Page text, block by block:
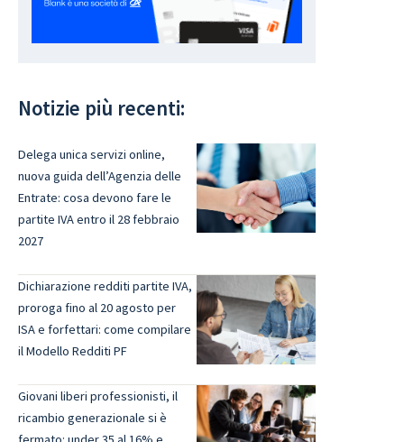
Notizie più recenti:
Delega unica servizi online,
nuova guida dell’Agenzia delle
Entrate: cosa devono fare le
partite IVA entro il 28 febbraio
2027
Dichiarazione redditi partite IVA,
proroga fino al 20 agosto per
ISA e forfettari: come compilare
il Modello Redditi PF
Giovani liberi professionisti, il
ricambio generazionale si è